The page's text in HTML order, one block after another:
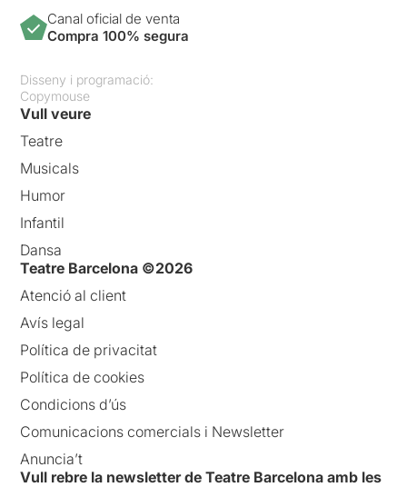
Canal oficial de venta
Compra 100% segura
Disseny i programació:
Copymouse
Vull veure
Teatre
Musicals
Humor
Infantil
Dansa
Teatre Barcelona ©2026
Atenció al client
Avís legal
Política de privacitat
Política de cookies
Condicions d’ús
Comunicacions comercials i Newsletter
Anuncia’t
Vull rebre la newsletter de Teatre Barcelona amb les